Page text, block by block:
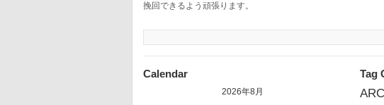
挽回できるよう頑張ります。
Calendar
2026年8月
Tag